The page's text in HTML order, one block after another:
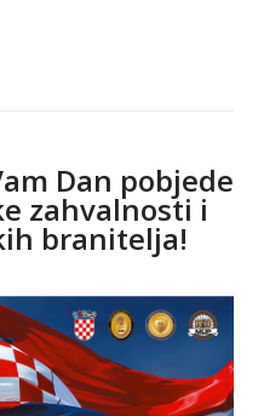
Dan pobjede
zahvalnosti i
branitelja!